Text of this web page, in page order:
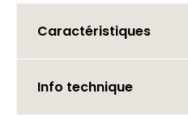
Caractéristiques
Info technique